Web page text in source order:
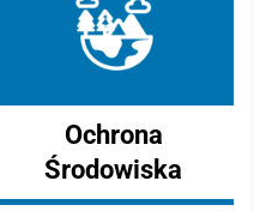
Ochrona
Środowiska